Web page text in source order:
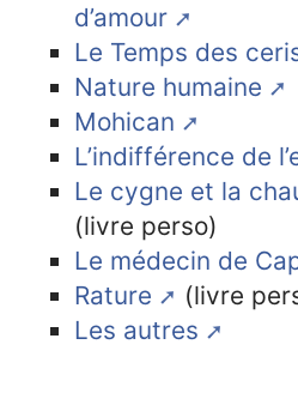
d’amour
Le Temps des
Nature humaine
Mohican
L’indifférence de
Le cygne et la
(livre perso)
Le médecin de
Rature
(livre
Les autres